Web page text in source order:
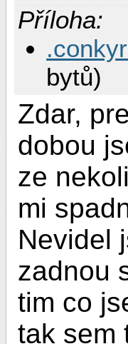
Příloha:
bytů)
Zdar,
dobou
ze
mi
Nevidel
zadnou
tim co
tak sem